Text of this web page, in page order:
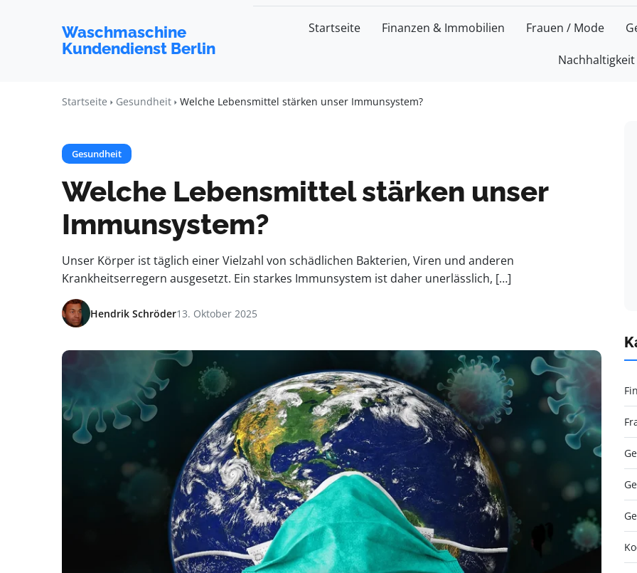
Waschmaschine
Kundendienst Berlin
Startseite Finanzen & Immobilien Frauen / Mode
Nachhaltigkeit
Startseite Gesundheit Welche Lebensmittel stärken unser Immunsystem?
Gesundheit
Welche Lebensmittel stärken unser
Immunsystem?
Unser Körper ist täglich einer Vielzahl von schädlichen Bakterien, Viren und anderen
Krankheitserregern ausgesetzt. Ein starkes Immunsystem ist daher unerlässlich, […]
Hendrik Schröder13. Oktober 2025